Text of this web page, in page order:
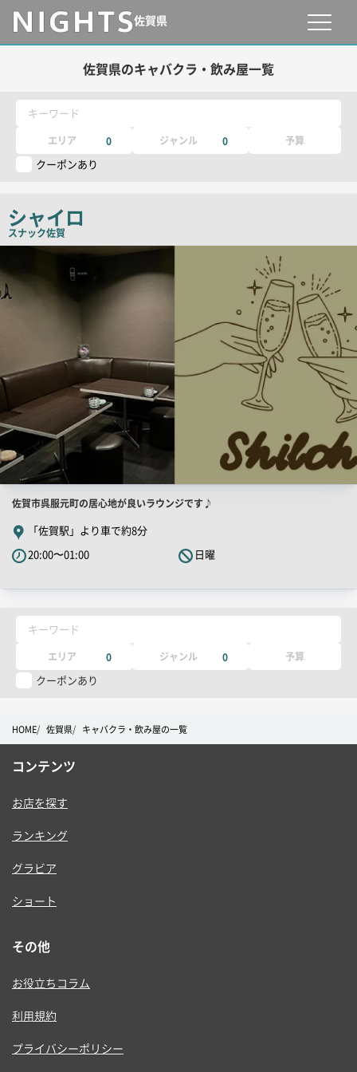
佐賀県
佐賀県のキャバクラ・飲み屋一覧
キーワード
エリア 0 ジャンル 0 予算
クーポンあり
シャイロ
スナック佐賀
店
PR
画
像
店
舗
PR
キ
チ
ー
佐賀市呉服元町の居心地が良いラウンジです♪
「佐賀駅」より車で約8分
20:00〜01:00
日曜
キーワード
エリア 0 ジャンル 0 予算
クーポンあり
HOME 佐賀県 キャバクラ・飲み屋の一覧
コンテンツ
お店を探す
ランキング
グラビア
ショート
その他
お役立ちコラム
利用規約
プライバシーポリシー